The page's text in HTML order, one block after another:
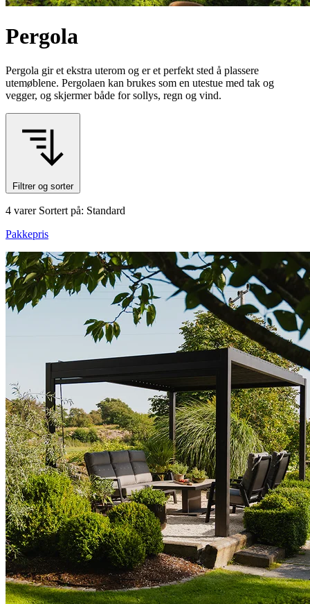
Pergola
Pergola gir et ekstra uterom og er et perfekt sted å plassere
utemøblene. Pergolaen kan brukes som en utestue med tak og
vegger, og skjermer både for sollys, regn og vind.
Filtrer og sorter
4 varer Sortert på: Standard
Pakkepris